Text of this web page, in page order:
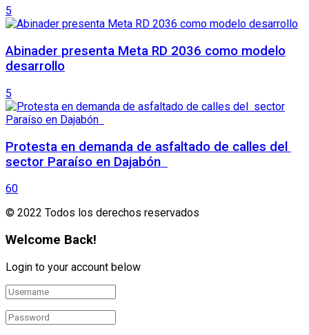
5
Abinader presenta Meta RD 2036 como modelo
desarrollo
5
Protesta en demanda de asfaltado de calles del
sector Paraíso en Dajabón
60
© 2022 Todos los derechos reservados
Welcome Back!
Login to your account below